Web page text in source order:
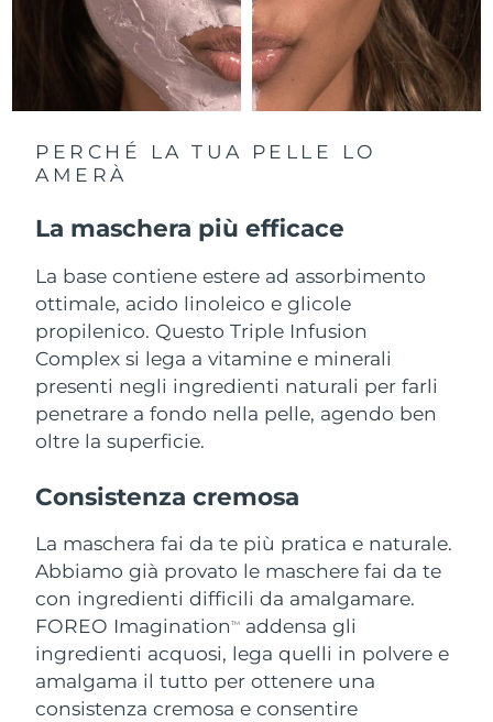
PERCHÉ LA TUA PELLE LO
AMERÀ
La maschera più efficace
La base contiene estere ad assorbimento
ottimale, acido linoleico e glicole
propilenico. Questo Triple Infusion
Complex si lega a vitamine e minerali
presenti negli ingredienti naturali per farli
penetrare a fondo nella pelle, agendo ben
oltre la superficie.
Consistenza cremosa
La maschera fai da te più pratica e naturale.
Abbiamo già provato le maschere fai da te
con ingredienti difficili da amalgamare.
FOREO ImaginationTM
addensa gli
ingredienti acquosi, lega quelli in polvere e
amalgama il tutto per ottenere una
consistenza cremosa e consentire
Filippine Consegna stimata 11/08/26
Polonia Consegna stimata 09/08/26
Portorico
Qatar Consegna stimata
Riunione Consegna stimata13/08/26
Romania Consegna stimata
Russia Consegna stimata16/08/26
Arabia Saudita
Singapore
Slovacchia Consegna stimata08/08/26
Slovenia Consegna stimata 08/08/26
Sudafrica Consegna stimata
Corea del Sud